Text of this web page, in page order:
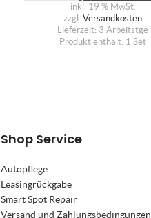
inkl. 19 % MwSt.
zzgl.Versandkosten
Lieferzeit: 3 Arbeitstge
Produkt enthält: 1Set
Shop Service
Autopflege
Leasingrückgabe
Smart Spot Repair
Versand und Zahlungsbedingungen